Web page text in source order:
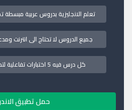
تعلم الانجليزية بدروس عربية مبسطة
جميع الدروس لا تحتاج الى انترنت
كل درس فيه 5 اختبارات تفاعلية لتحسين اللفظ والنطق
حمل تطبيق